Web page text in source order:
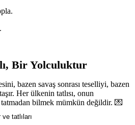
Bir Yolculuktur
bazen savaş sonrası teselliyi, bazen
Her ülkenin tatlısı, onun
bilmek mümkün değildir. 💌
tatlıları